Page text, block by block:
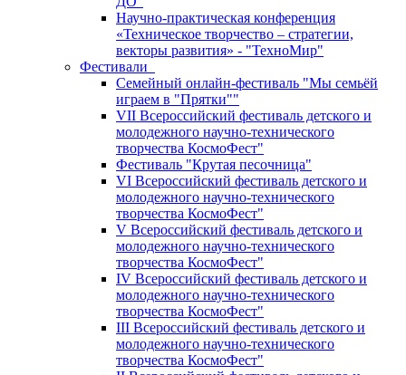
Научно-практическая конференция
«Техническое творчество – стратегии,
векторы развития» - "ТехноМир"
Фестивали
Семейный онлайн-фестиваль "Мы семьёй
играем в "Прятки""
VII Всероссийский фестиваль детского и
молодежного научно-технического
творчества КосмоФест"
Фестиваль "Крутая песочница"
VI Всероссийский фестиваль детского и
молодежного научно-технического
творчества КосмоФест"
V Всероссийский фестиваль детского и
молодежного научно-технического
творчества КосмоФест"
IV Всероссийский фестиваль детского и
молодежного научно-технического
творчества КосмоФест"
III Всероссийский фестиваль детского и
молодежного научно-технического
творчества КосмоФест"